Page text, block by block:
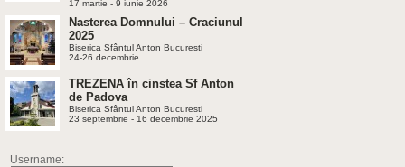
17 martie - 9 iunie 2026
Nasterea Domnului – Craciunul
2025
Biserica Sfântul Anton Bucuresti
24-26 decembrie
TREZENA în cinstea Sf Anton
de Padova
Biserica Sfântul Anton Bucuresti
23 septembrie - 16 decembrie 2025
Username: